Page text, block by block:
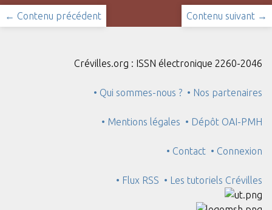
← Contenu précédent Contenu suivant →
Crévilles.org : ISSN électronique 2260-2046
• Qui sommes-nous ? • Nos partenaires
• Mentions légales • Dépôt OAI-PMH
• Contact • Connexion
• Flux RSS • Les tutoriels Crévilles